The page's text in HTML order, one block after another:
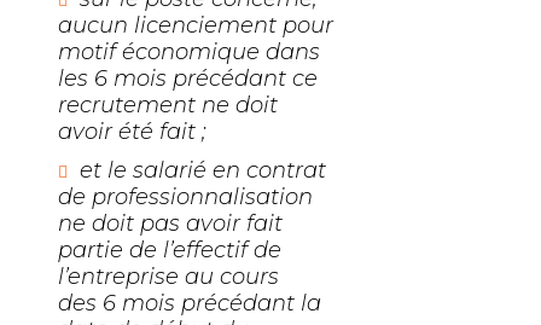
aucun licenciement pour
motif économique dans
les 6 mois précédant ce
recrutement ne doit
avoir été fait ;
et le salarié en contrat
de professionnalisation
ne doit pas avoir fait
partie de l’effectif de
l’entreprise au cours
des 6 mois précédant la